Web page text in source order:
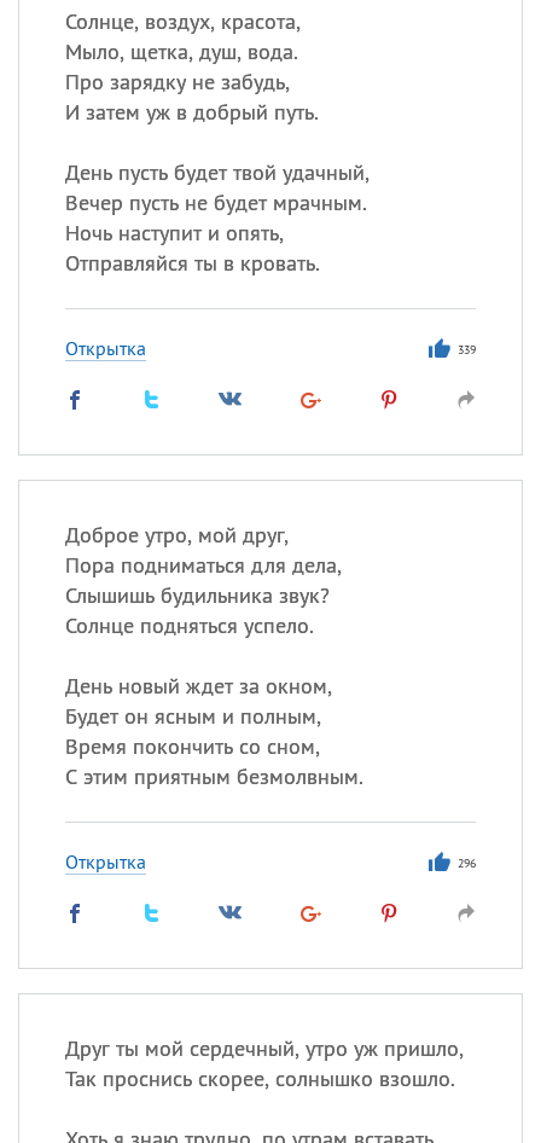
Солнце, воздух, красота,
Мыло, щетка, душ, вода.
Про зарядку не забудь,
И затем уж в добрый путь.
День пусть будет твой удачный,
Вечер пусть не будет мрачным.
Ночь наступит и опять,
Отправляйся ты в кровать.
Открытка 339
Доброе утро, мой друг,
Пора подниматься для дела,
Слышишь будильника звук?
Солнце подняться успело.
День новый ждет за окном,
Будет он ясным и полным,
Время покончить со сном,
С этим приятным безмолвным.
Открытка 296
Друг ты мой сердечный, утро уж пришло,
Так проснись скорее, солнышко взошло.